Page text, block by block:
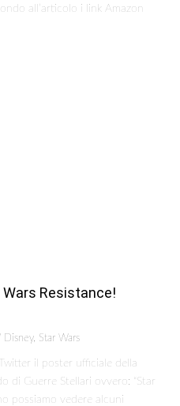
all’articolo i link Amazon
Resistance!
Disney, Star Wars
il poster ufficiale della
di Guerre Stellari ovvero: “Star
possiamo vedere alcuni